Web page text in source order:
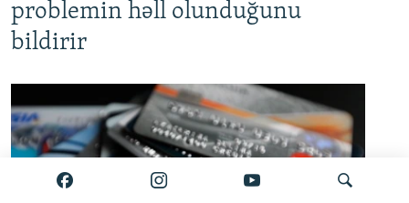
problemin həll olunduğunu
bildirir